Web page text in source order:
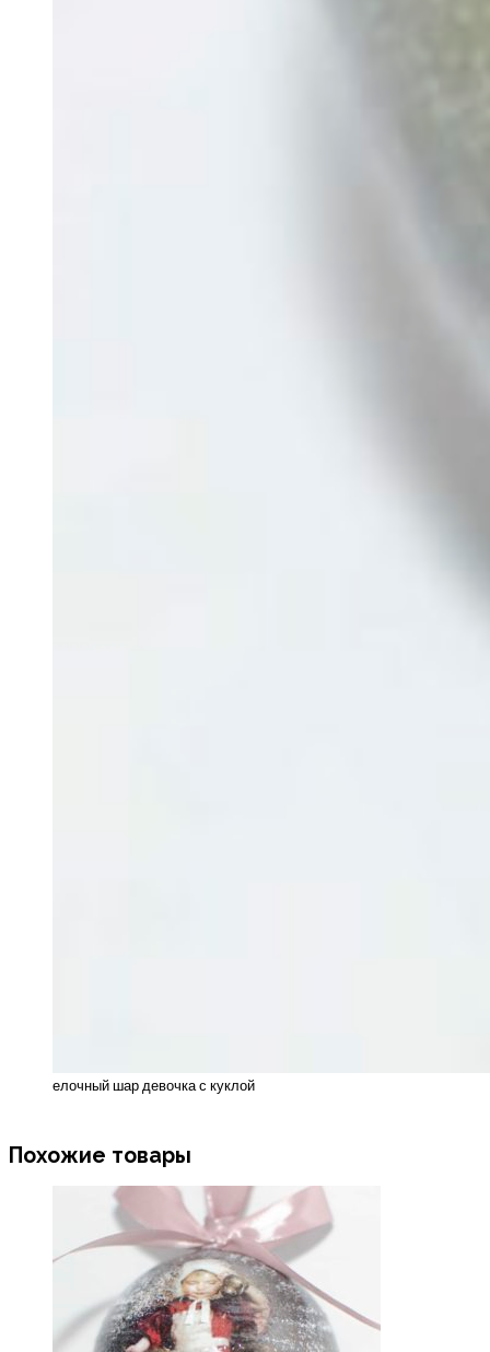
елочный шар девочка с куклой
Похожие товары